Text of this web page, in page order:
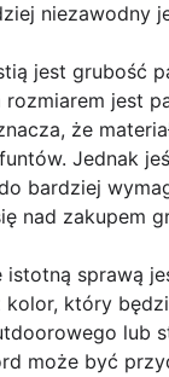
niezawodny
jest grubość
rozmiarem jest
że
Jednak
bardziej
nad zakupem
istotną sprawą
który
lub
może być